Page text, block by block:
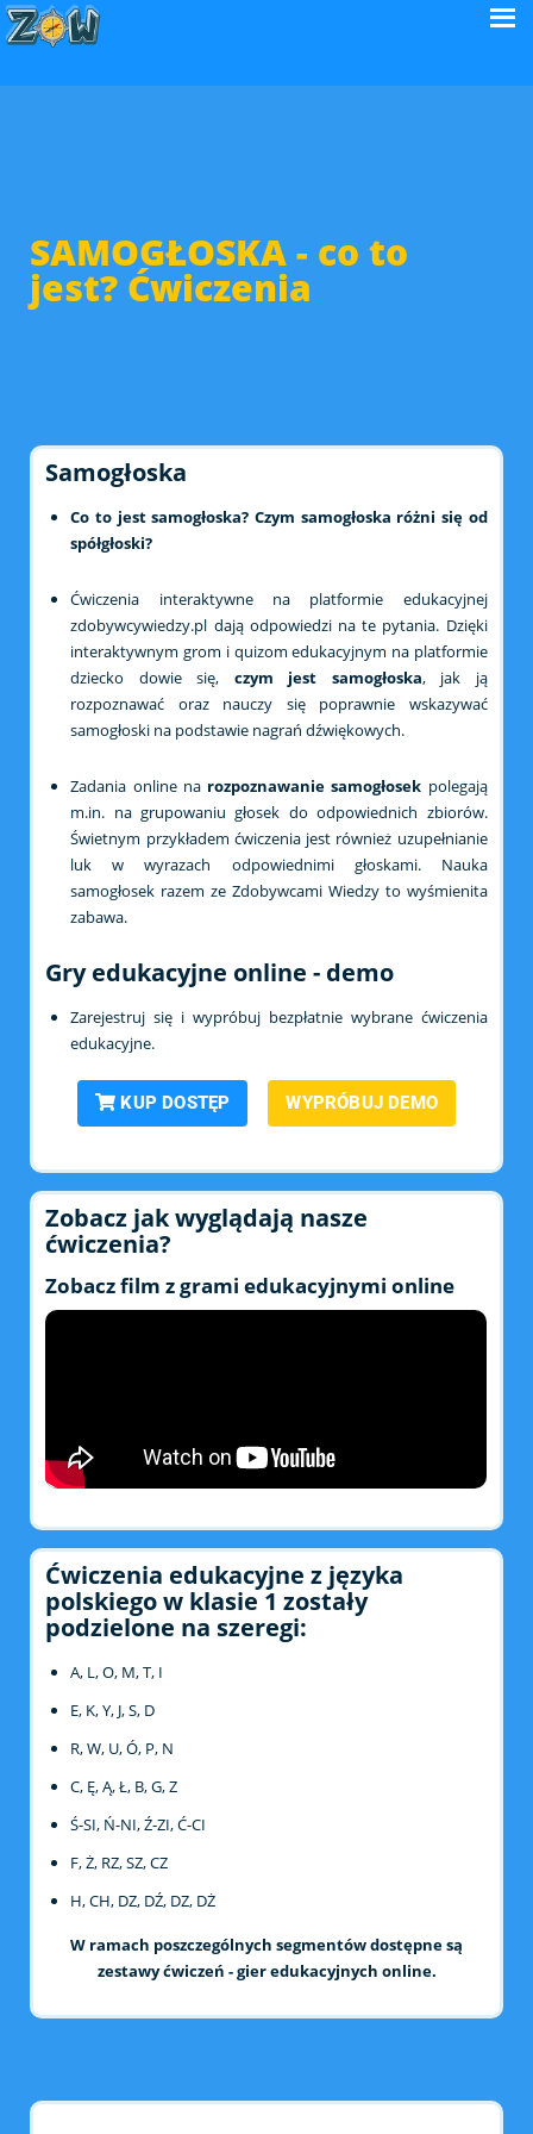
SAMOGŁOSKA - co to
jest? Ćwiczenia
Samogłoska
Co to jest samogłoska? Czym samogłoska różni się od
spółgłoski?
Ćwiczenia interaktywne na platformie edukacyjnej
zdobywcywiedzy.pl dają odpowiedzi na te pytania. Dzięki
interaktywnym grom i quizom edukacyjnym na platformie
dziecko dowie się, czym jest samogłoska, jak ją
rozpoznawać oraz nauczy się poprawnie wskazywać
samogłoski na podstawie nagrań dźwiękowych.
Zadania online na rozpoznawanie samogłosek polegają
m.in. na grupowaniu głosek do odpowiednich zbiorów.
Świetnym przykładem ćwiczenia jest również uzupełnianie
luk w wyrazach odpowiednimi głoskami. Nauka
samogłosek razem ze Zdobywcami Wiedzy to wyśmienita
zabawa.
Gry edukacyjne online - demo
Zarejestruj się i wypróbuj bezpłatnie wybrane ćwiczenia
edukacyjne.
KUP DOSTĘP WYPRÓBUJ DEMO
Zobacz jak wyglądają nasze
ćwiczenia?
Zobacz film z grami edukacyjnymi online
Ćwiczenia edukacyjne z języka
polskiego w klasie 1 zostały
podzielone na szeregi:
A, L, O, M, T, I
E, K, Y, J, S, D
R, W, U, Ó, P, N
C, Ę, Ą, Ł, B, G, Z
Ś-SI, Ń-NI, Ź-ZI, Ć-CI
F, Ż, RZ, SZ, CZ
H, CH, DZ, DŹ, DZ, DŻ
W ramach poszczególnych segmentów dostępne są
zestawy ćwiczeń - gier edukacyjnych online.